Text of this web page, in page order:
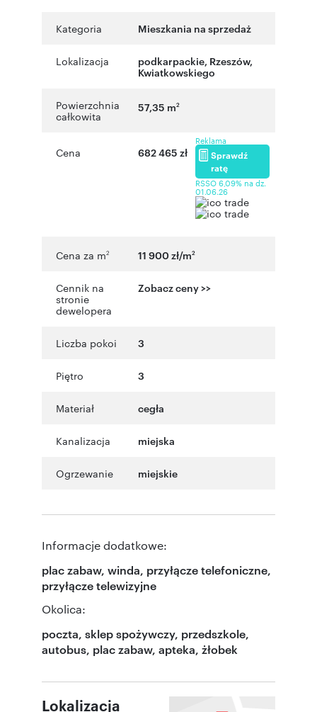
Kategoria Mieszkania na sprzedaż
Lokalizacja podkarpackie, Rzeszów,
Kwiatkowskiego
Powierzchnia
całkowita
57,35 m2
Cena 682 465 zł
Reklama
Sprawdź
ratę
RSSO 6,09% na dz.
01.06.26
Cena za m2 11 900 zł/m2
Cennik na
stronie
dewelopera
Zobacz ceny >>
Liczba pokoi 3
Piętro 3
Materiał cegła
Kanalizacja miejska
Ogrzewanie miejskie
Informacje dodatkowe:
plac zabaw, winda, przyłącze telefoniczne,
przyłącze telewizyjne
Okolica:
poczta, sklep spożywczy, przedszkole,
autobus, plac zabaw, apteka, żłobek
Lokalizacja